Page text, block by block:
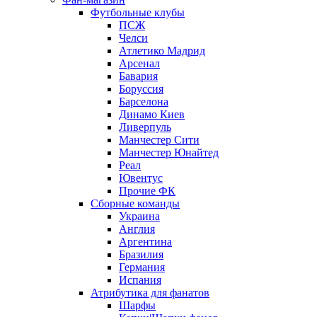
Футбольные клубы
ПСЖ
Челси
Атлетико Мадрид
Арсенал
Бавария
Боруссия
Барселона
Динамо Киев
Ливерпуль
Манчестер Сити
Манчестер Юнайтед
Реал
Ювентус
Прочие ФК
Сборные команды
Украина
Англия
Аргентина
Бразилия
Германия
Испания
Атрибутика для фанатов
Шарфы